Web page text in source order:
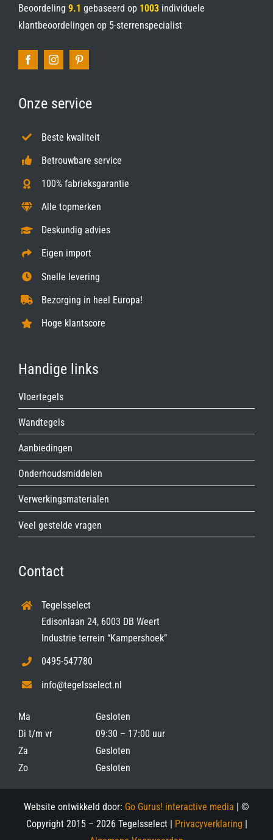
Beoordeling 9.1 gebaseerd op 1003individuele
klantbeoordelingen op 5-sterrenspecialist
Onze service
Beste kwaliteit
Betrouwbare service
100% fabrieksgarantie
Alle topmerken
Deskundig advies
Eigen import
Snelle levering
Bezorging in heel Europa!
Hoge klantscore
Handige links
Vloertegels
Wandtegels
Aanbiedingen
Onderhoudsmiddelen
Verwerkingsmaterialen
Veel gestelde vragen
Contact
Tegelsselect
Edisonlaan 24, 6003 DB Weert
Industrie terrein “Kampershoek”
0495-547780
info@tegelsselect.nl
Ma
Gesloten
Di t/m vr
09:30 – 17:00 uur
Za
Gesloten
Zo
Gesloten
Website ontwikkeld door: Go Gurus! interactive media | ©
Copyright 2015 – 2026 Tegelsselect | Privacyverklaring |